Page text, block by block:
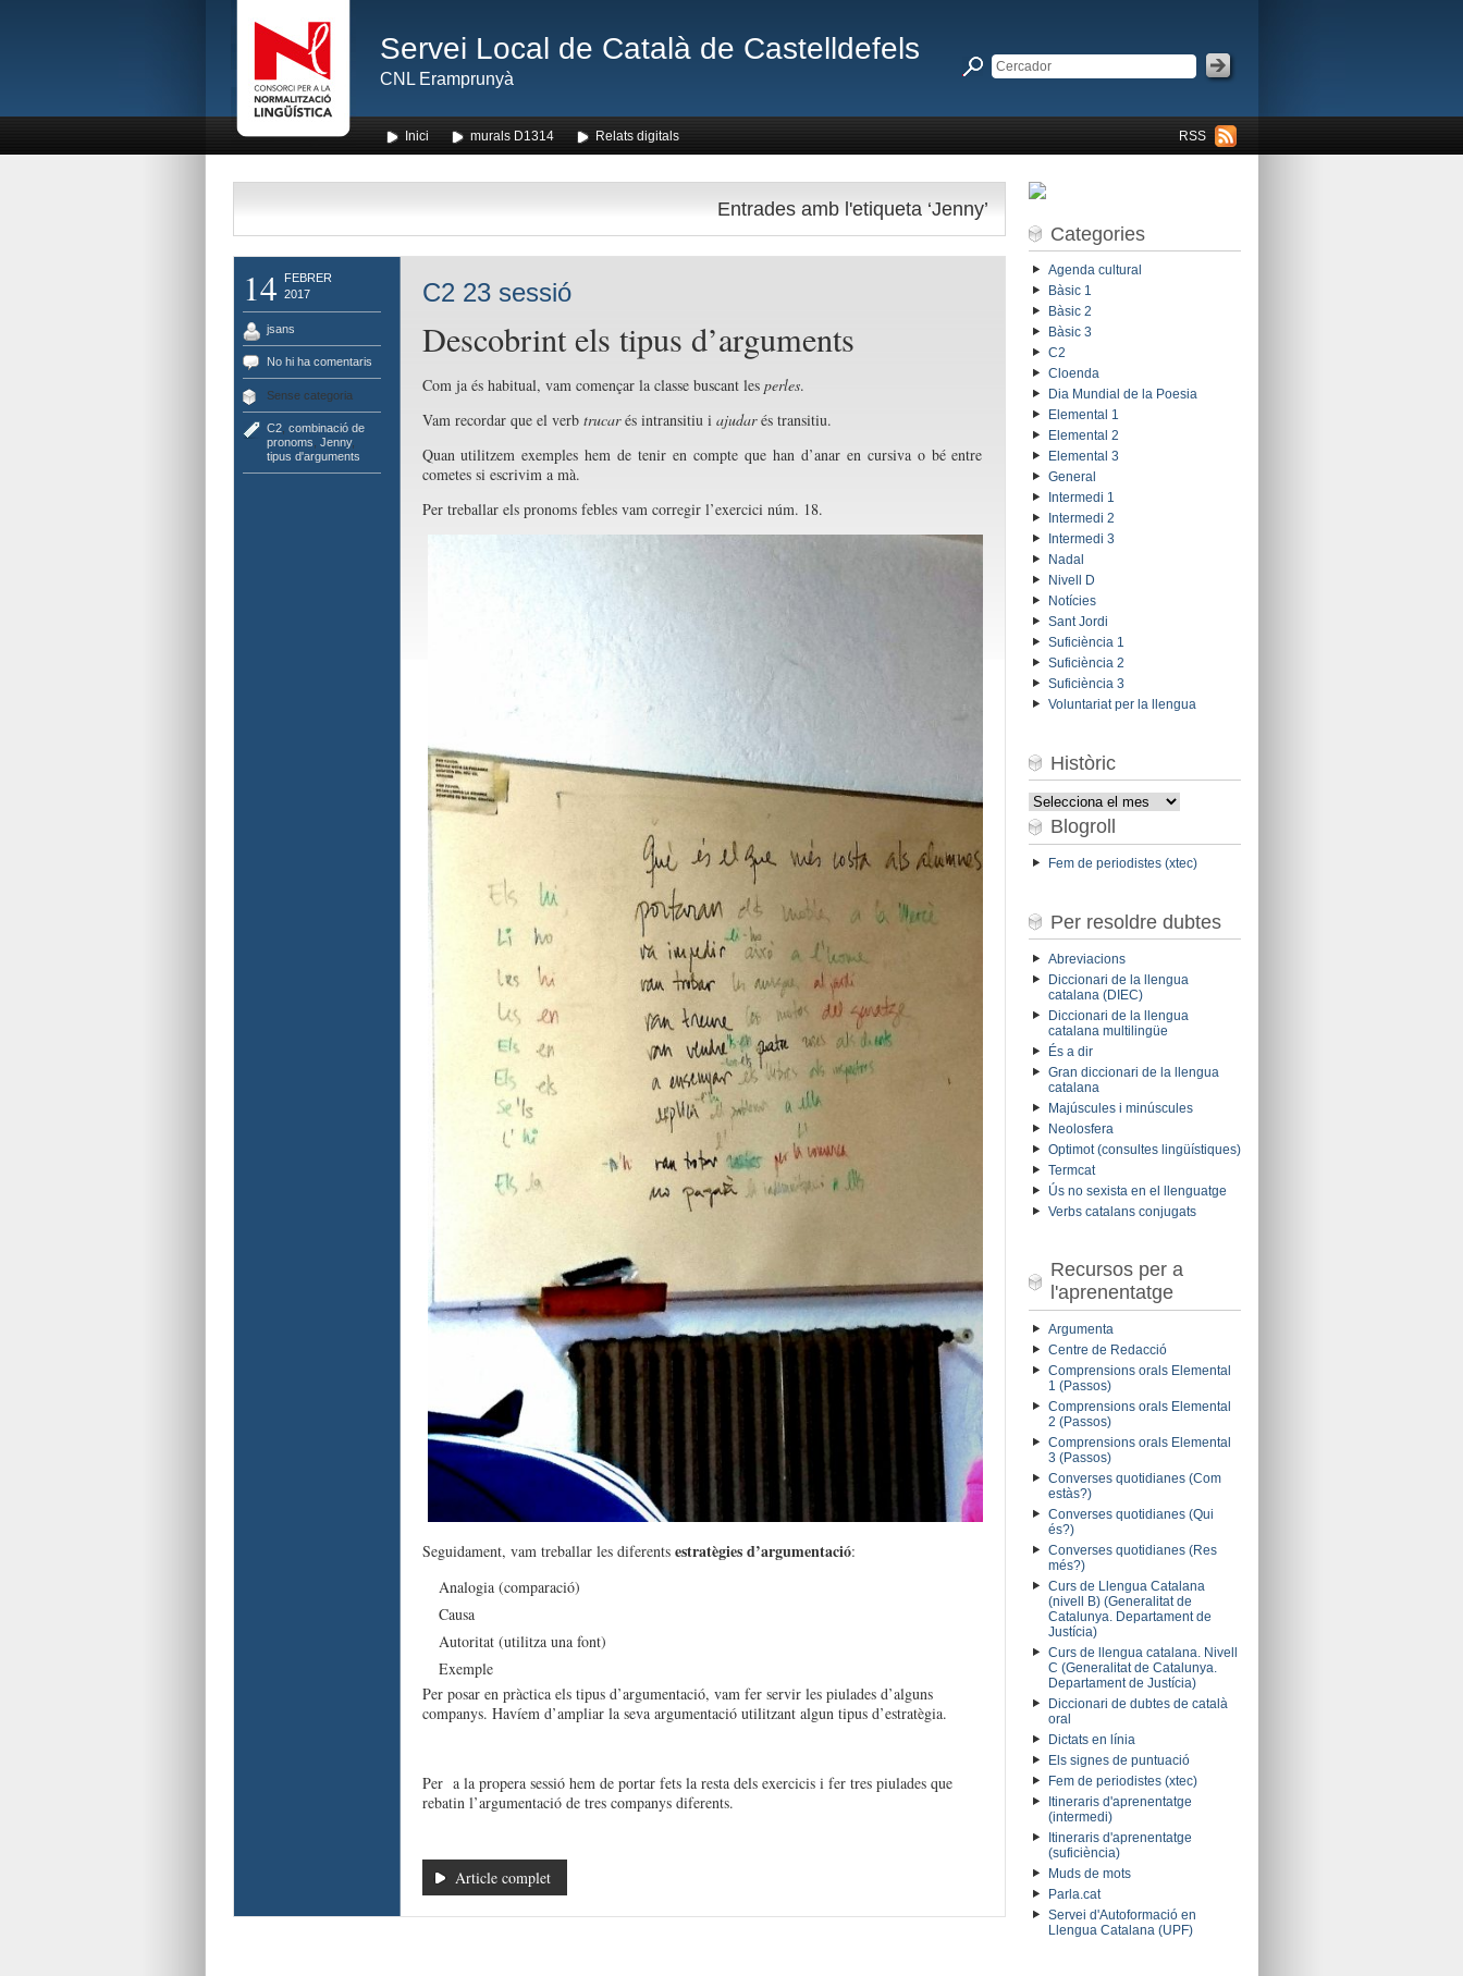
Servei Local de Català de Castelldefels
CNL Eramprunyà
RSS
Inici murals D1314 Relats digitals
Entrades amb l'etiqueta ‘Jenny’
14
FEBRER
2017
jsans
No hi ha comentaris
Sense categoria
C2, combinació de
pronoms Jenny,
tipus d'arguments
C2 23 sessió
Descobrint els tipus d’arguments
Com ja és habitual, vam començar la classe buscant les perles.
Vam recordar que el verb trucarés intransitiu i ajudarés transitiu.
Quan utilitzem exemples hem de tenir en compte que han d’anar en cursiva o bé entre
cometes si escrivim a mà.
Per treballar els pronoms febles vam corregir l’exercici núm. 18.
Seguidament, vam treballar les diferents estratègies d’argumentació:
Analogia (comparació)
Causa
Autoritat (utilitza una font)
Exemple
Per posar en pràctica els tipus d’argumentació, vam fer servir les piulades d’alguns
companys. Havíem d’ampliar la seva argumentació utilitzant algun tipus d’estratègia.
Per a la propera sessió hem de portar fets la resta dels exercicis i fer tres piulades que
rebatin l’argumentació de tres companys diferents.
Article complet
Categories
Agenda cultural
Bàsic 1
Bàsic 2
Bàsic 3
C2
Cloenda
Dia Mundial de la Poesia
Elemental 1
Elemental 2
Elemental 3
General
Intermedi 1
Intermedi 2
Intermedi 3
Nadal
Nivell D
Notícies
Sant Jordi
Suficiència 1
Suficiència 2
Suficiència 3
Voluntariat per la llengua
Històric
Històric
Blogroll
Fem de periodistes (xtec)
Per resoldre dubtes
Abreviacions
Diccionari de la llengua
catalana (DIEC)
Diccionari de la llengua
catalana multilingüe
És a dir
Gran diccionari de la llengua
catalana
Majúscules i minúscules
Neolosfera
Optimot (consultes lingüístiques)
Termcat
Ús no sexista en el llenguatge
Verbs catalans conjugats
Recursos per a
l'aprenentatge
Argumenta
Centre de Redacció
Comprensions orals Elemental
1 (Passos)
Comprensions orals Elemental
2 (Passos)
Comprensions orals Elemental
3 (Passos)
Converses quotidianes (Com
estàs?)
Converses quotidianes (Qui
és?)
Converses quotidianes (Res
més?)
Curs de Llengua Catalana
(nivell B) (Generalitat de
Catalunya. Departament de
Justícia)
Curs de llengua catalana. Nivell
C (Generalitat de Catalunya.
Departament de Justícia)
Diccionari de dubtes de català
oral
Dictats en línia
Els signes de puntuació
Fem de periodistes (xtec)
Itineraris d'aprenentatge
(intermedi)
Itineraris d'aprenentatge
(suficiència)
Muds de mots
Parla.cat
Servei d'Autoformació en
Llengua Catalana (UPF)